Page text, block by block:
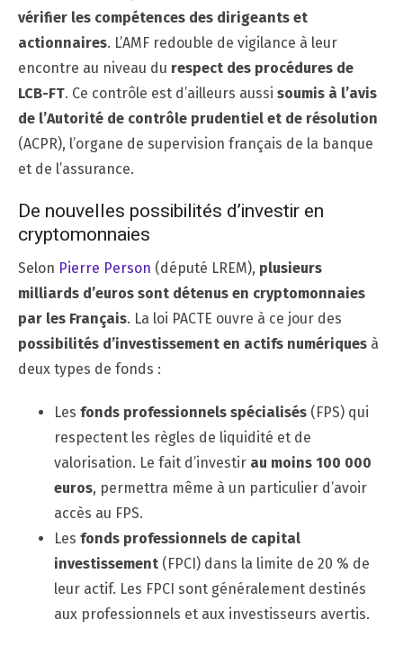
vérifier les compétences des dirigeants et
actionnaires. L’AMF redouble de vigilance à leur
encontre au niveau du respect des procédures de
LCB-FT. Ce contrôle est d’ailleurs aussi soumis à l’avis
de l’Autorité de contrôle prudentiel et de résolution
(ACPR), l’organe de supervision français de la banque
et de l’assurance.
De nouvelles possibilités d’investir en
cryptomonnaies
Selon Pierre Person (député LREM), plusieurs
milliards d’euros sont détenus en cryptomonnaies
par les Français. La loi PACTE ouvre à ce jour des
possibilités d’investissement en actifs numériques à
deux types de fonds :
Les fonds professionnels spécialisés (FPS) qui
respectent les règles de liquidité et de
valorisation. Le fait d’investir au moins 100 000
euros, permettra même à un particulier d’avoir
accès au FPS.
Les fonds professionnels de capital
investissement (FPCI) dans la limite de 20 % de
leur actif. Les FPCI sont généralement destinés
aux professionnels et aux investisseurs avertis.